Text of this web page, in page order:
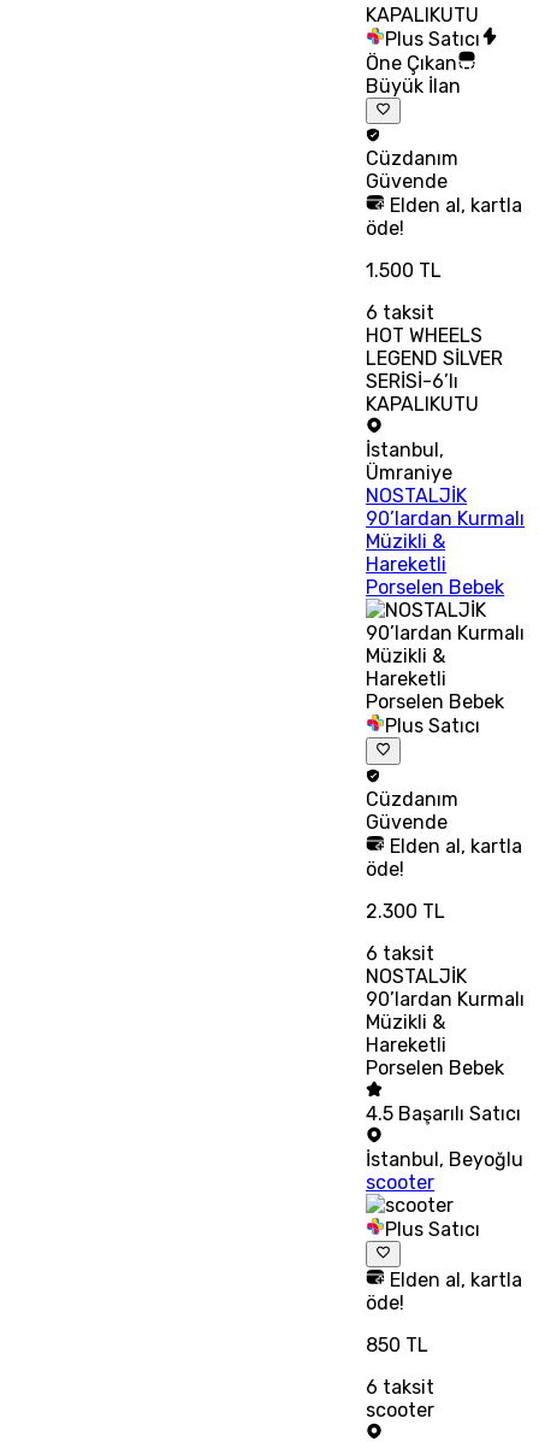
Plus Satıcı
Öne Çıkan
Büyük İlan
Cüzdanım
Güvende
Elden al, kartla
öde!
1.500 TL
6 taksit
HOT WHEELS
LEGEND SİLVER
SERİSİ-6’lı
KAPALIKUTU
İstanbul ,
Ümraniye
NOSTALJİK
90’lardan Kurmalı
Müzikli &
Hareketli
Porselen Bebek
Plus Satıcı
Cüzdanım
Güvende
Elden al, kartla
öde!
2.300 TL
6 taksit
NOSTALJİK
90’lardan Kurmalı
Müzikli &
Hareketli
Porselen Bebek
4.5 Başarılı Satıcı
İstanbul, Beyoğlu
scooter
Plus Satıcı
Elden al, kartla
öde!
850 TL
6 taksit
scooter